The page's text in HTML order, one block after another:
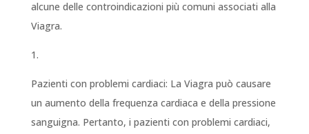
alcune delle controindicazioni più comuni associati alla
Viagra.
1.
Pazienti con problemi cardiaci: La Viagra può causare
un aumento della frequenza cardiaca e della pressione
sanguigna. Pertanto, i pazienti con problemi cardiaci,